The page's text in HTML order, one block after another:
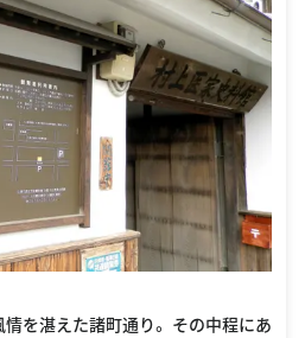
を湛えた諸町通り。 その中程にあ